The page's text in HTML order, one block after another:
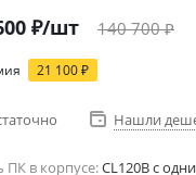
₽/шт 140 700₽
21 100₽
Нашли
ПК в корпусе:CL120B c